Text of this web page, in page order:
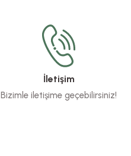
İletişim
Bizimle iletişime geçebilirsiniz!